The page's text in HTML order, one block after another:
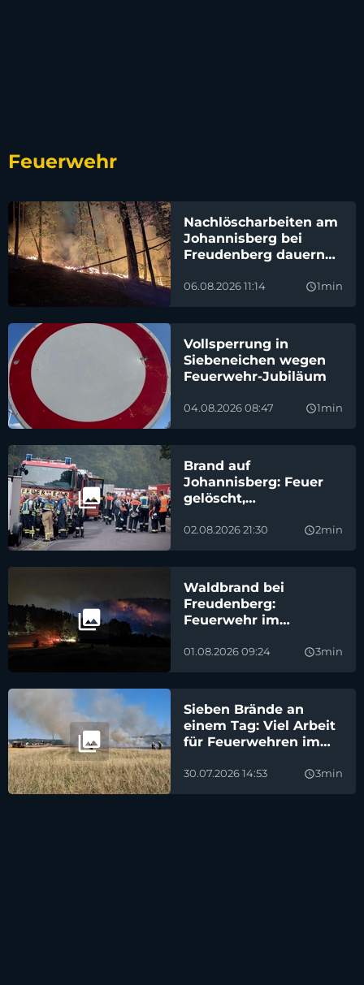
Feuerwehr
Nachlöscharbeiten am
Johannisberg bei
Freudenberg dauern
06.08.2026 11:14 query_builder1min
Vollsperrung in
Siebeneichen wegen
Feuerwehr-Jubiläum
04.08.2026 08:47 query_builder1min
Brand auf
Johannisberg: Feuer
gelöscht,
dauern an
02.08.2026 21:30 query_builder2min
Waldbrand bei
Freudenberg:
Feuerwehr im
01.08.2026 09:24 query_builder3min
Sieben Brände an
einem Tag: Viel Arbeit
für Feuerwehren im
Sulzbach
30.07.2026 14:53 query_builder3min